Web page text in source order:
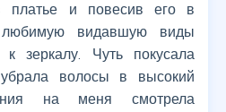
платье и повесив его в
видавшую виды
зеркалу. Чуть покусала
волосы в высокий
на меня смотрела